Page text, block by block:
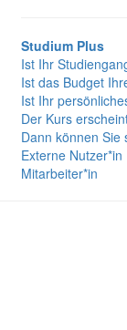
Studium Plus
Ist Ihr
Ist das Budget
Ist Ihr
Der Kurs
Dann können Sie
Externe Nutzer*in
Mitarbeiter*in